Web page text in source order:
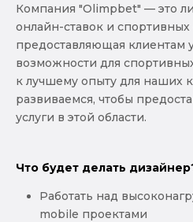
Компания "Olimpbet" — это
онлайн-ставок и спортивных
предоставляющая клиентам
возможности для
к лучшему опыту для наших
развиваемся, чтобы
услуги в этой области.
Что будет делать
Работать над
mobile проектами